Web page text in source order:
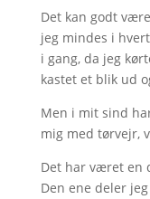
Det kan godt
jeg mindes i
i gang, da jeg
kastet et blik ud
Men i mit sind
mig med tørvejr,
Det har været en
Den ene deler